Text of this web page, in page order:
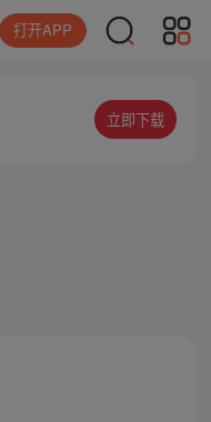
打开APP
立即下载